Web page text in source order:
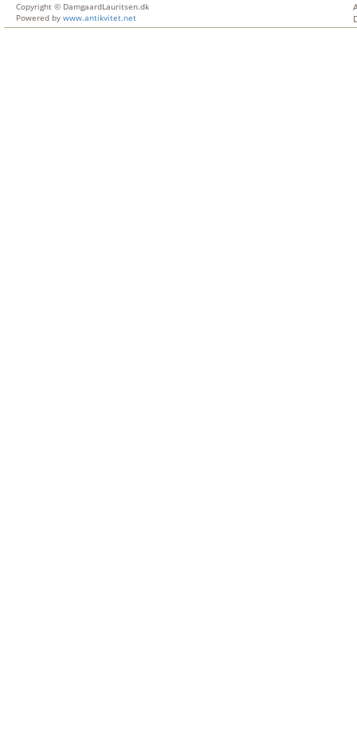
Copyright © DamgaardLauritsen.dk
Powered by www.antikvitet.net